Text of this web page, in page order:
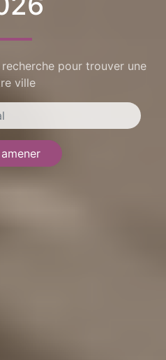
pour trouver une
ville